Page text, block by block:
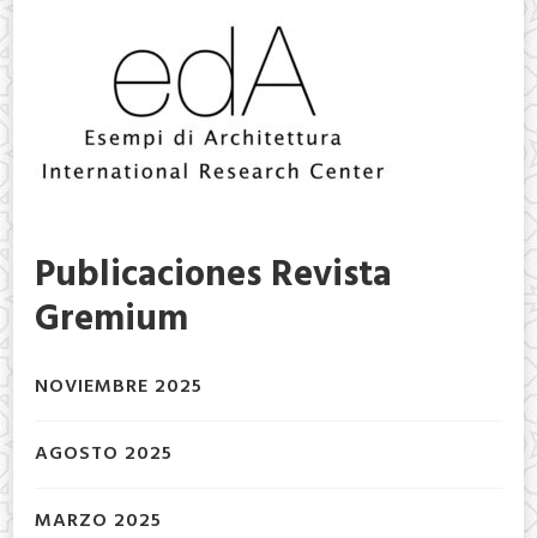
Publicaciones Revista
Gremium
NOVIEMBRE 2025
AGOSTO 2025
MARZO 2025